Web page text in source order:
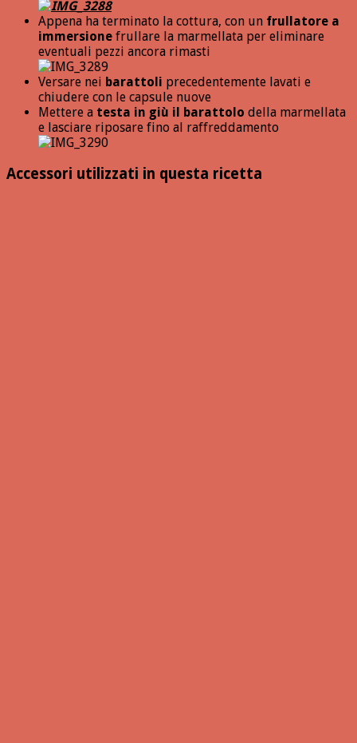
Appena ha terminato la cottura, con un frullatore a
immersione frullare la marmellata per eliminare
eventuali pezzi ancora rimasti
Versare nei barattoli precedentemente lavati e
chiudere con le capsule nuove
Mettere a testa in giù il barattolo della marmellata
e lasciare riposare fino al raffreddamento
Accessori utilizzati in questa ricetta